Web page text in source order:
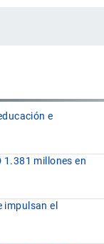
e
1.381 millones en
el